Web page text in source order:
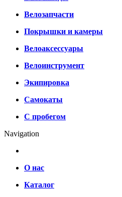
Велозапчасти
Покрышки и камеры
Велоаксессуары
Велоинструмент
Экипировка
Самокаты
С пробегом
Navigation
О нас
Каталог